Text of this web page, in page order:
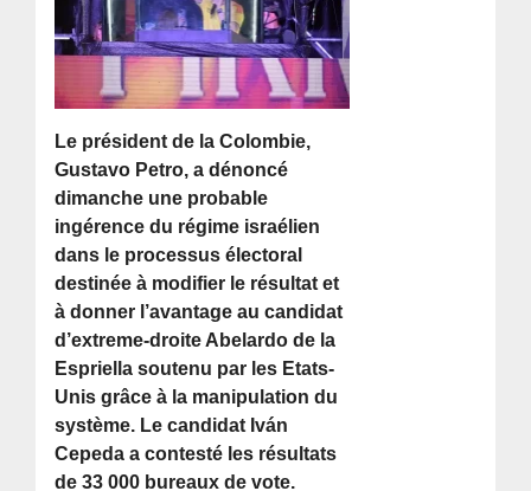
Le président de la Colombie,
Gustavo Petro, a dénoncé
dimanche une probable
ingérence du régime israélien
dans le processus électoral
destinée à modifier le résultat et
à donner l’avantage au candidat
d’extreme-droite Abelardo de la
Espriella soutenu par les Etats-
Unis grâce à la manipulation du
système. Le candidat Iván
Cepeda a contesté les résultats
de 33 000 bureaux de vote.